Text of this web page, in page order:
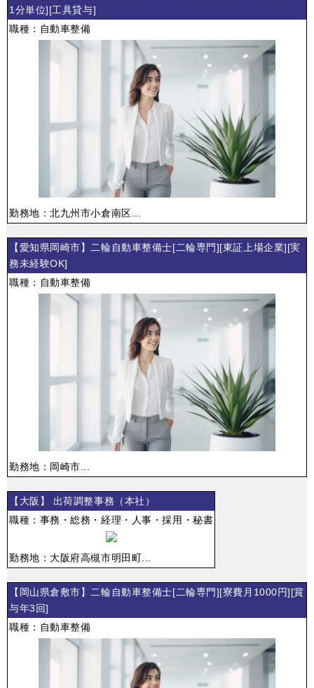
1分単位][工具貸与]
職種：自動車整備
勤務地：北九州市小倉南区...
【愛知県岡崎市】二輪自動車整備士[二輪専門][東証上場企業][実
務未経験OK]
職種：自動車整備
勤務地：岡崎市...
【大阪】 出荷調整事務（本社）
職種：事務・総務・経理・人事・採用・秘書
勤務地：大阪府高槻市明田町...
【岡山県倉敷市】二輪自動車整備士[二輪専門][寮費月1000円][賞
与年3回]
職種：自動車整備